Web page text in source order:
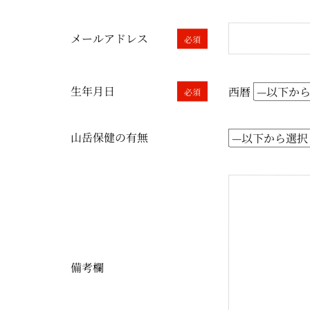
メールアドレス 必須
生年月日 必須 西暦
山岳保健の有無
備考欄